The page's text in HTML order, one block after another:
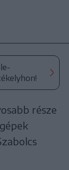
része